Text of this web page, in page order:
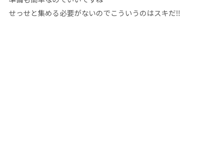
せっせと集める必要がないのでこういうのはスキだ‼